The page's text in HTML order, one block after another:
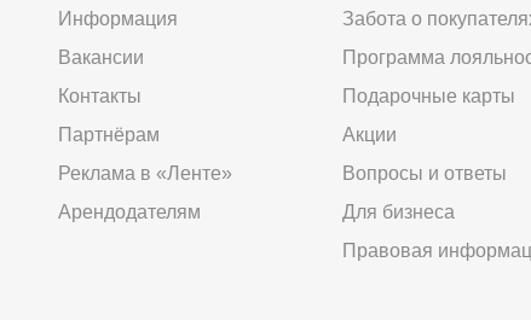
Информация
Вакансии
Контакты
Партнёрам
Реклама в «Ленте»
Арендодателям
Забота о
Программа
Подарочные карты
Акции
Вопросы и ответы
Для бизнеса
Правовая